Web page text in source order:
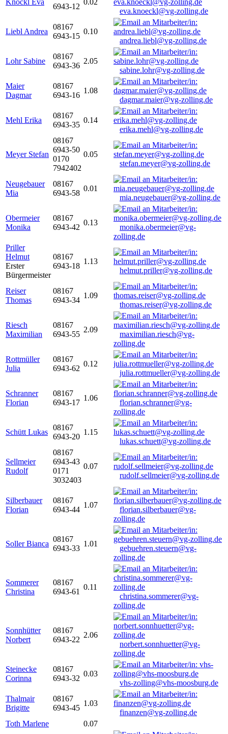
Knöckl Eva
6943-12
0.02
eva.knoeckl@vg-zolling.de
Liebl Andrea
08167
6943-15
0.10
andrea.liebl@vg-zolling.de
Lohr Sabine
08167
6943-36
2.05
sabine.lohr@vg-zolling.de
Maier
Dagmar
08167
6943-16
1.08
dagmar.maier@vg-zolling.de
Mehl Erika
08167
6943-35
0.14
erika.mehl@vg-zolling.de
Meyer Stefan
08167
6943-50
0170
7942402
0.05
stefan.meyer@vg-zolling.de
Neugebauer
Mia
08167
6943-58
0.01
mia.neugebauer@vg-zolling.de
Obermeier
Monika
08167
6943-42
0.13
monika.obermeier@vg-
zolling.de
Priller
Helmut
Erster
Bürgermeister
08167
6943-18
1.13
helmut.priller@vg-zolling.de
Reiser
Thomas
08167
6943-34
1.09
thomas.reiser@vg-zolling.de
Riesch
Maximilian
08167
6943-55
2.09
maximilian.riesch@vg-
zolling.de
Rottmüller
Julia
08167
6943-62
0.12
julia.rottmueller@vg-zolling.de
Schranner
Florian
08167
6943-17
1.06
florian.schranner@vg-
zolling.de
Schütt Lukas
08167
6943-20
1.15
lukas.schuett@vg-zolling.de
Sellmeier
Rudolf
08167
6943-43
0171
3032403
0.07
rudolf.sellmeier@vg-zolling.de
Silberbauer
Florian
08167
6943-44
1.07
florian.silberbauer@vg-
zolling.de
Soller Bianca
08167
6943-33
1.01
gebuehren.steuern@vg-
zolling.de
Sommerer
Christina
08167
6943-61
0.11
christina.sommerer@vg-
zolling.de
Sonnhütter
Norbert
08167
6943-22
2.06
norbert.sonnhuetter@vg-
zolling.de
Steinecke
Corinna
08167
6943-32
0.03
vhs-zolling@vhs-moosburg.de
Thalmair
Brigitte
08167
6943-45
1.03
finanzen@vg-zolling.de
Toth Marlene
0.07